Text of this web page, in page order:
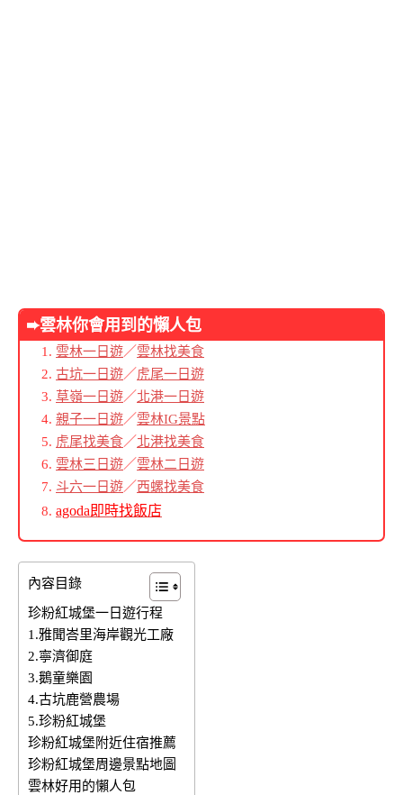
➨雲林你會用到的懶人包
雲林一日遊／雲林找美食
古坑一日遊／虎尾一日遊
草嶺一日遊／北港一日遊
親子一日遊／雲林IG景點
虎尾找美食／北港找美食
雲林三日遊／雲林二日遊
斗六一日遊／西螺找美食
agoda即時找飯店
內容目錄
珍粉紅城堡一日遊行程
1.雅聞峇里海岸觀光工廠
2.寧濟御庭
3.鵝童樂園
4.古坑鹿營農場
5.珍粉紅城堡
珍粉紅城堡附近住宿推薦
珍粉紅城堡周邊景點地圖
雲林好用的懶人包